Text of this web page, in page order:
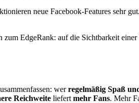
neue Facebook-Features sehr
zum EdgeRank: auf die Sichtbarkeit
werregelmäßig Spaß
Reichweite liefert mehr Fans. Mehr